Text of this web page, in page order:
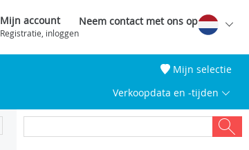
Mijn account
Registratie, inloggen
Neem contact met ons op
Mijn selectie
Verkoopdata en -tijden